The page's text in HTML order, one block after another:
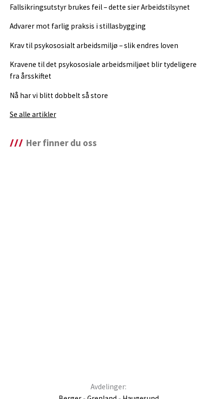
Fallsikringsutstyr brukes feil – dette sier Arbeidstilsynet
Advarer mot farlig praksis i stillasbygging
Krav til psykososialt arbeidsmiljø – slik endres loven
Kravene til det psykososiale arbeidsmiljøet blir tydeligere
fra årsskiftet
Nå har vi blitt dobbelt så store
Se alle artikler
Her finner du oss
Avdelinger: